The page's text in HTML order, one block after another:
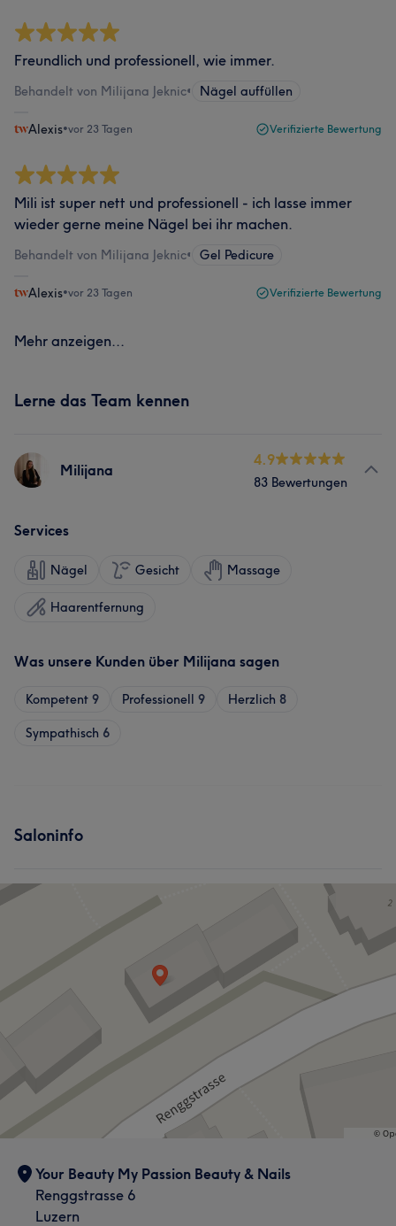
Freundlich und professionell, wie immer.
Behandelt von Milijana Jeknic• Nägel auffüllen
Alexis•vor 23 Tagen Verifizierte Bewertung
Mili ist super nett und professionell - ich lasse immer
wieder gerne meine Nägel bei ihr machen.
Behandelt von Milijana Jeknic• Gel Pedicure
Alexis•vor 23 Tagen Verifizierte Bewertung
Mehr anzeigen...
Lerne das Team kennen
Milijana
4.9
83 Bewertungen
Services
Nägel Gesicht Massage
Haarentfernung
Was unsere Kunden über Milijana sagen
Kompetent 9 Professionell 9 Herzlich 8
Sympathisch 6
Saloninfo
Your Beauty My Passion Beauty & Nails
Renggstrasse 6
Luzern